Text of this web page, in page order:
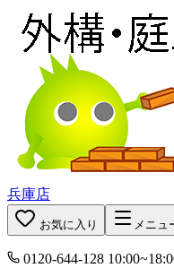
兵庫店
お気に入り メニュ
0120-644-128